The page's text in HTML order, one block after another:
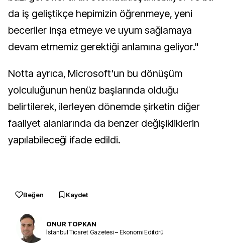
da iş geliştikçe hepimizin öğrenmeye, yeni
beceriler inşa etmeye ve uyum sağlamaya
devam etmemiz gerektiği anlamına geliyor."
Notta ayrıca, Microsoft'un bu dönüşüm
yolculuğunun henüz başlarında olduğu
belirtilerek, ilerleyen dönemde şirketin diğer
faaliyet alanlarında da benzer değişikliklerin
yapılabileceği ifade edildi.
Beğen Kaydet
ONUR TOPKAN
İstanbul Ticaret Gazetesi – Ekonomi Editörü